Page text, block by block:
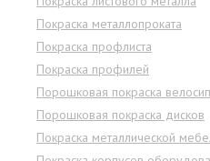
Покраска металлопроката
Покраска профлиста
Покраска профилей
Порошковая покраска
Порошковая покраска дисков
Покраска металлической